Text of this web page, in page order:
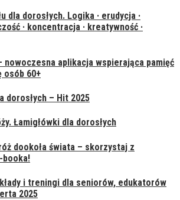
dla dorosłych. Logika · erudycja ·
· koncentracja · kreatywność ·
nowoczesna aplikacja wspierająca pamięć
osób 60+
dorosłych – Hit 2025
Łamigłówki dla dorosłych
dookoła świata – skorzystaj z
booka!
i treningi dla seniorów, edukatorów
2025